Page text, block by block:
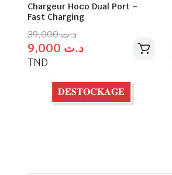
Chargeur Hoco Dual Port –
Fast Charging
د.ت39,000
د.ت
TND
𝐃𝐄́𝐒𝐓𝐎𝐂𝐊𝐀𝐆𝐄